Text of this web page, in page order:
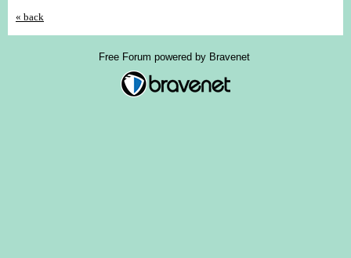
« back
Free Forum powered by Bravenet